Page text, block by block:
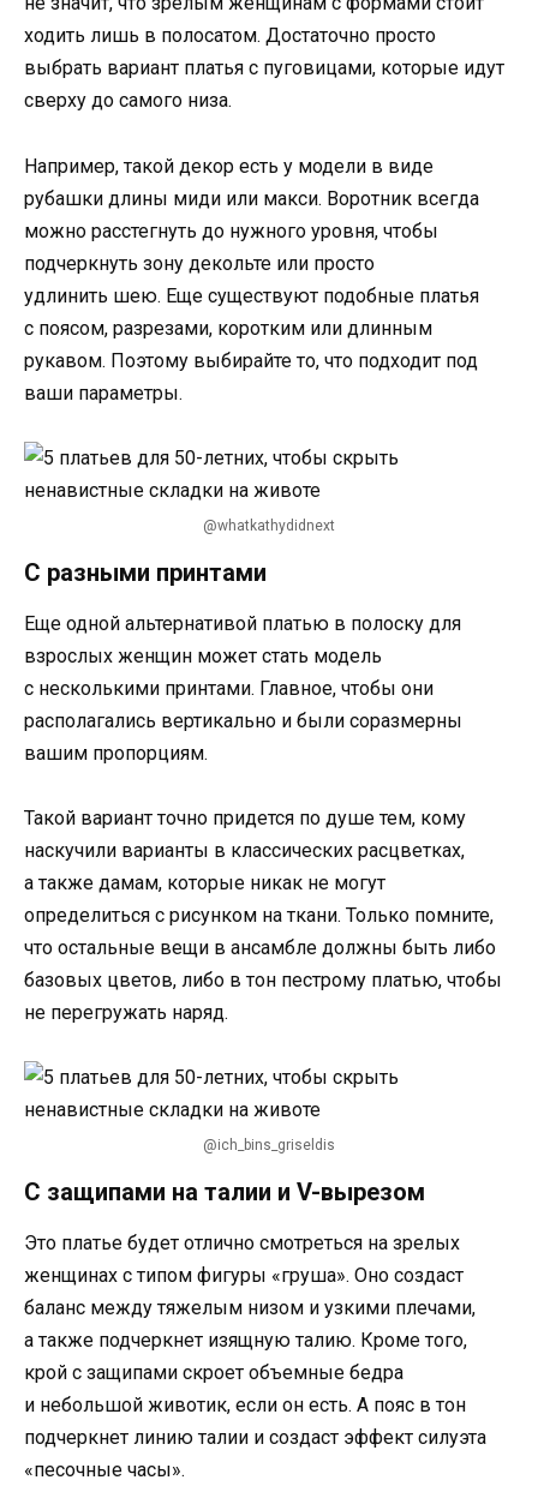
ходить лишь в полосатом. Достаточно просто
выбрать вариант платья с пуговицами, которые идут
сверху до самого низа.
Например, такой декор есть у модели в виде
рубашки длины миди или макси. Воротник всегда
можно расстегнуть до нужного уровня, чтобы
подчеркнуть зону декольте или просто
удлинить шею. Еще существуют подобные платья
с поясом, разрезами, коротким или длинным
рукавом. Поэтому выбирайте то, что подходит под
ваши параметры.
@whatkathydidnext
С разными принтами
Еще одной альтернативой платью в полоску для
взрослых женщин может стать модель
с несколькими принтами. Главное, чтобы они
располагались вертикально и были соразмерны
вашим пропорциям.
Такой вариант точно придется по душе тем, кому
наскучили варианты в классических расцветках,
а также дамам, которые никак не могут
определиться с рисунком на ткани. Только помните,
что остальные вещи в ансамбле должны быть либо
базовых цветов, либо в тон пестрому платью, чтобы
не перегружать наряд.
@ich_bins_griseldis
С защипами на талии и V-вырезом
Это платье будет отлично смотреться на зрелых
женщинах с типом фигуры «груша». Оно создаст
баланс между тяжелым низом и узкими плечами,
а также подчеркнет изящную талию. Кроме того,
крой с защипами скроет объемные бедра
и небольшой животик, если он есть. А пояс в тон
подчеркнет линию талии и создаст эффект силуэта
«песочные часы».